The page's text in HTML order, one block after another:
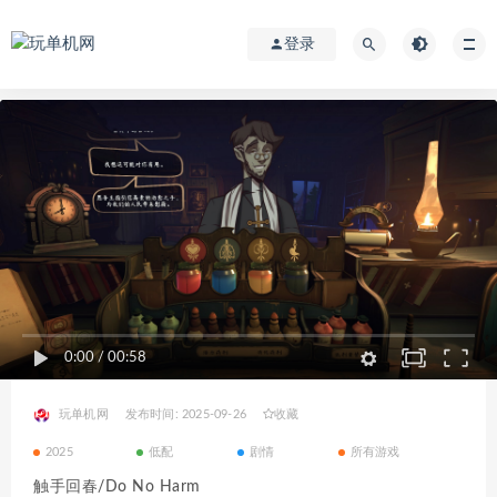
登录
0:00/ 00:58
玩单机网 发布时间: 2025-09-26 收藏
2025 低配 剧情 所有游戏
触手回春/Do No Harm